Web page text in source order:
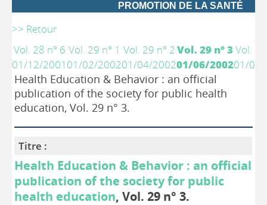
PROMOTION DE LA SANTÉ
>> Retour
Vol. 28 n° 6
01/12/2001
Vol. 29 n° 1
01/02/2002
Vol. 29 n° 2
01/04/2002
Vol. 29 n° 3
01/06/2002
Vol.
01/
Health Education & Behavior : an official
publication of the society for public health
education, Vol. 29 n° 3.
Titre :
Health Education & Behavior : an official
publication of the society for public
health education, Vol. 29 n° 3.